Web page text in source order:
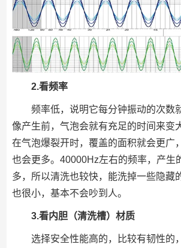
2.看频率
频率低，说明它每分钟振动的次数
像产生前，气泡会就有充足的时间来变
在气泡爆裂开时，覆盖的面积就会更广
也会更多。40000Hz左右的频率，产生
多，所以清洗也较快，能洗掉一些隐藏
也很小，基本不会吵到人。
3.看内胆（清洗槽）材质
选择安全性能高的，比较有韧性的